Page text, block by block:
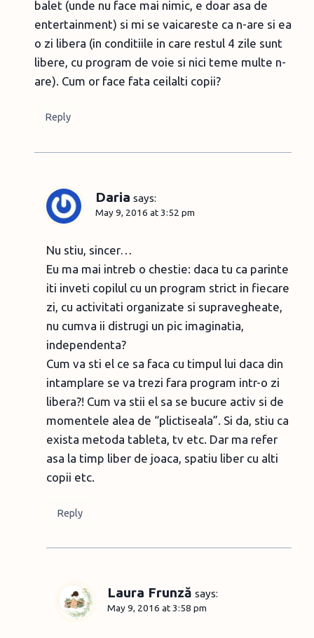
balet (unde nu face mai nimic, e doar asa de
entertainment) si mi se vaicareste ca n-are si ea
o zi libera (in conditiile in care restul 4 zile sunt
libere, cu program de voie si nici teme multe n-
are). Cum or face fata ceilalti copii?
Reply
Daria says:
May 9, 2016 at 3:52 pm
Nu stiu, sincer…
Eu ma mai intreb o chestie: daca tu ca parinte
iti inveti copilul cu un program strict in fiecare
zi, cu activitati organizate si supravegheate,
nu cumva ii distrugi un pic imaginatia,
independenta?
Cum va sti el ce sa faca cu timpul lui daca din
intamplare se va trezi fara program intr-o zi
libera?! Cum va stii el sa se bucure activ si de
momentele alea de “plictiseala”. Si da, stiu ca
exista metoda tableta, tv etc. Dar ma refer
asa la timp liber de joaca, spatiu liber cu alti
copii etc.
Reply
Laura Frunză says:
May 9, 2016 at 3:58 pm